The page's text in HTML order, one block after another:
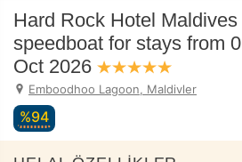
Hard Rock Hotel
speedboat for stays from
Oct 2026
Emboodhoo Lagoon, Maldivler
%94